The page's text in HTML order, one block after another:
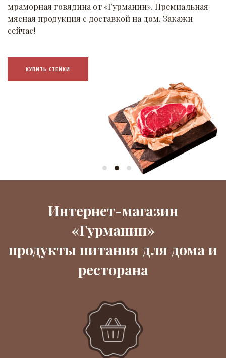
мраморная говядина от «Гурманин». Премиальная
мясная продукция с доставкой на дом. Закажи
сейчас!
КУПИТЬ СТЕЙКИ
Интернет-магазин
«Гурманин»
продукты питания для дома и
ресторана